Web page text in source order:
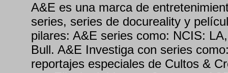
A&E es una marca de
series, series de docureality y
pilares: A&E series como: NCIS:
Bull. A&E Investiga con series
reportajes especiales de Cultos &